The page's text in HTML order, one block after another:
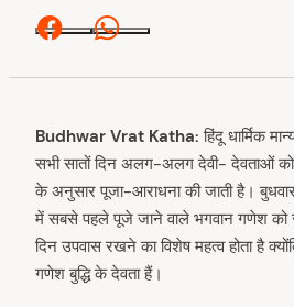
Facebook
Budhwar Vrat Katha: हिंदू धार्मिक
सभी सातों दिन अलग-अलग देवी- देवताओं को
के अनुसार पूजा-आराधना की जाती है।
में सबसे पहले पूजे जाने वाले भगवान गणेश को
दिन उपवास रखने का विशेष महत्व होता है
गणेश बुद्धि के देवता हैं।